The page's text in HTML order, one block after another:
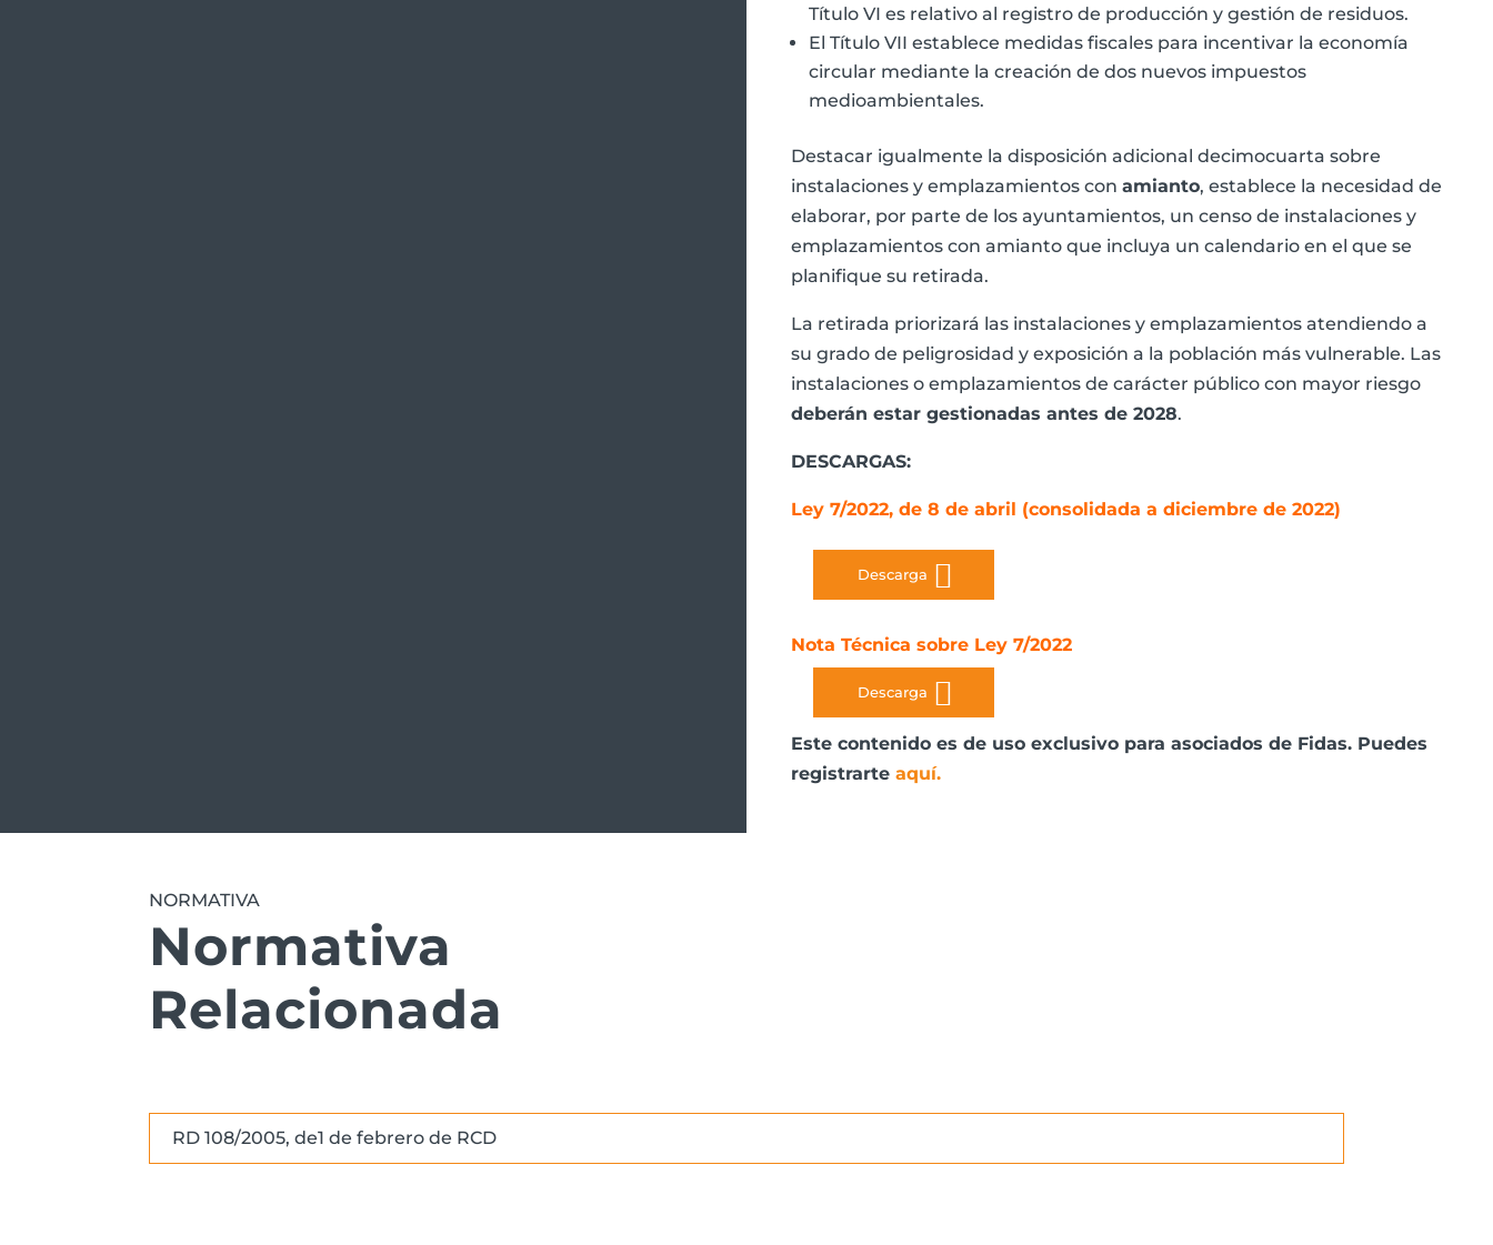
Título VI es relativo al registro de producción y gestión de residuos.
El Título VII establece medidas fiscales para incentivar la economía
circular mediante la creación de dos nuevos impuestos
medioambientales.
Destacar igualmente la disposición adicional decimocuarta sobre
instalaciones y emplazamientos conamianto, establece la necesidad de
elaborar, por parte de los ayuntamientos, un censo de instalaciones y
emplazamientos con amianto que incluya un calendario en el que se
planifique su retirada.
La retirada priorizará las instalaciones y emplazamientos atendiendo a
su grado de peligrosidad y exposición a la población más vulnerable. Las
instalaciones o emplazamientos de carácter público con mayor riesgo
deberán estar gestionadas antes de 2028.
DESCARGAS:
Ley 7/2022, de 8 de abril (consolidada a diciembre de 2022)
Descarga
Nota Técnica sobre Ley 7/2022
Descarga
Este contenido es de uso exclusivo para asociados de Fidas. Puedes
registrarteaquí.
NORMATIVA
Normativa
Relacionada
RD 108/2005, de1 de febrero de RCD